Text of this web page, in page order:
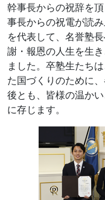
幹事長からの祝辞を
事長からの祝電が読
を代表して、名誉塾
謝・報恩の人生を生
ました。卒塾生たち
た国づくりのために
後とも、皆様の温か
に存じます。